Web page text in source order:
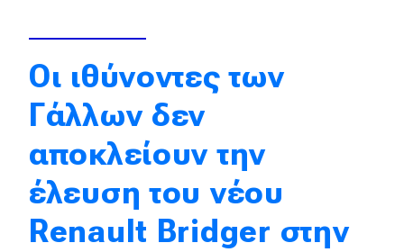
Αγώνες
Formula 1
WRC
Motorsport
Oι ιθύνοντες των
Γάλλων δεν
αποκλείουν την
έλευση του νέου
Renault Bridger στην